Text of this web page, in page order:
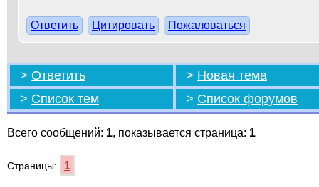
Ответить Цитировать Пожаловаться
> Ответить > Новая тема
> Список тем > Список форумов
Всего сообщений: 1, показывается страница: 1
Страницы: 1